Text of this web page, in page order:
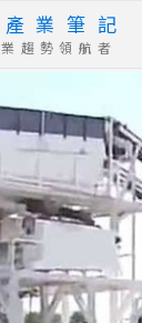
業 筆 記
趨 勢 領 航 者